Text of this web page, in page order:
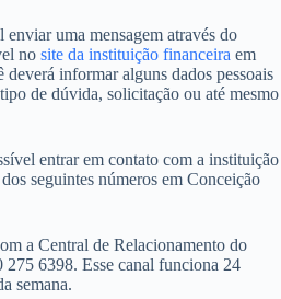
uma mensagem através do
no site da instituição financeira em
informar alguns dados pessoais
de dúvida, solicitação ou até mesmo
entrar em contato com a instituição
seguintes números em Conceição
a Central de Relacionamento do
275 6398. Esse canal funciona 24
semana.